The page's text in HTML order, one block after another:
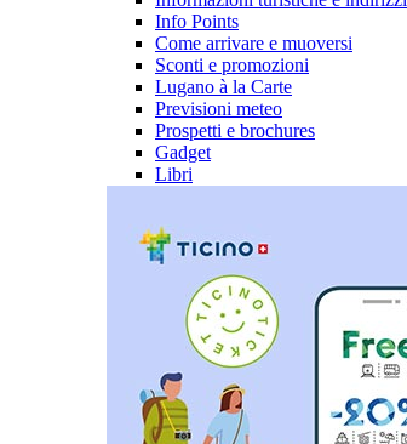
Info Points
Come arrivare e muoversi
Sconti e promozioni
Lugano à la Carte
Previsioni meteo
Prospetti e brochures
Gadget
Libri